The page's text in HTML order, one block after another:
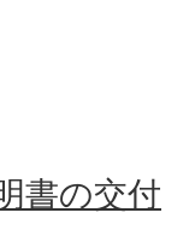
書の交付